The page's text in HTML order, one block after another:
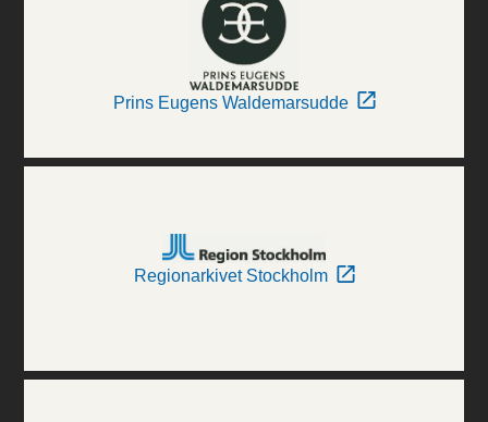
Prins Eugens Waldemarsudde
Regionarkivet Stockholm